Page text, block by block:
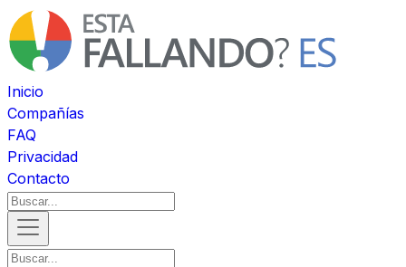
Inicio
Compañías
FAQ
Privacidad
Contacto